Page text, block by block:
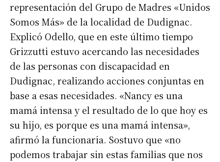
representación del Grupo de Madres «Unidos
Somos Más» de la localidad de Dudignac.
Explicó Odello, que en este último tiempo
Grizzutti estuvo acercando las necesidades
de las personas con discapacidad en
Dudignac, realizando acciones conjuntas en
base a esas necesidades. «Nancy es una
mamá intensa y el resultado de lo que hoy es
su hijo, es porque es una mamá intensa»,
afirmó la funcionaria. Sostuvo que «no
podemos trabajar sin estas familias que nos